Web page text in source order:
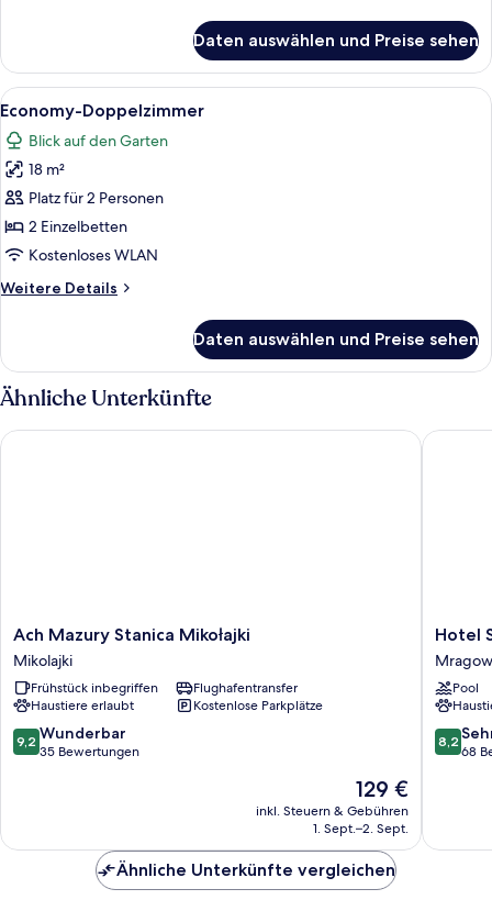
Doppelzimmer,
Balkon,
Gartenblick
Daten auswählen und Preise sehen
Alle
Fotos
für
Economy-
Doppelzimmer
anzeigen
Ein Hotelzimmer mit Bett,
4
Economy-Doppelzimmer
Blick auf den Garten
18 m²
Platz für 2 Personen
2 Einzelbetten
Kostenloses WLAN
Weitere Details
Weitere
Doppelzimmer
Daten auswählen und Preise sehen
Ähnliche Unterkünfte
Ach
Mazury
Stanica
Mikołajki
Mikolajki
Ach Mazury Stanica Mikołajki
Mikolajki
Frühstück inbegriffen
Flughafentransfer
Haustiere erlaubt
Kostenlose Parkplätze
9.2
von
9,2 Wunderbar
35 Bewertungen
Der
Preis
beträgt
129 €
inkl. Steuern & Gebühren
1. Sept.–2. Sept.
Ach Mazury Stanica Mikołajki
Hotel
Solar
Palace
SPA
&
Hotel
Pool
8.2
von
8,2
68
Hotel
Ähnliche Unterkünfte vergleichen